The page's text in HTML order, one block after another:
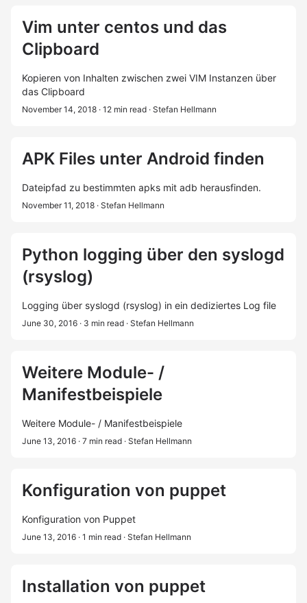
Vim unter centos und das
Clipboard
Kopieren von Inhalten zwischen zwei VIM Instanzen über
das Clipboard
November 14, 2018 · 12 min read · Stefan Hellmann
APK Files unter Android finden
Dateipfad zu bestimmten apks mit adb herausfinden.
November 11, 2018 · Stefan Hellmann
Python logging über den syslogd
(rsyslog)
Logging über syslogd (rsyslog) in ein dediziertes Log file
June 30, 2016 · 3 min read · Stefan Hellmann
Weitere Module- /
Manifestbeispiele
Weitere Module- / Manifestbeispiele
June 13, 2016 · 7 min read · Stefan Hellmann
Konfiguration von puppet
Konfiguration von Puppet
June 13, 2016 · 1 min read · Stefan Hellmann
Installation von puppet